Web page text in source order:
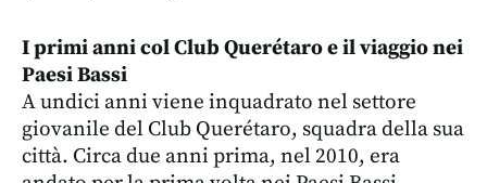
I primi anni col Club Querétaro e il viaggio nei
Paesi Bassi
A undici anni viene inquadrato nel settore
giovanile del Club Querétaro, squadra della sua
città. Circa due anni prima, nel 2010, era